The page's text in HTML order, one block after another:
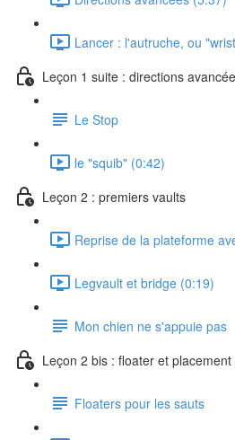
Lancer : l'autruche, ou
Leçon 1 suite : directions
Le Stop
le "squib" (0:42)
Leçon 2 : premiers vaults
Reprise de la plateforme
Legvault et bridge (0:19)
Mon chien ne s'appuie pas
Leçon 2 bis : floater et
Floaters pour les sauts